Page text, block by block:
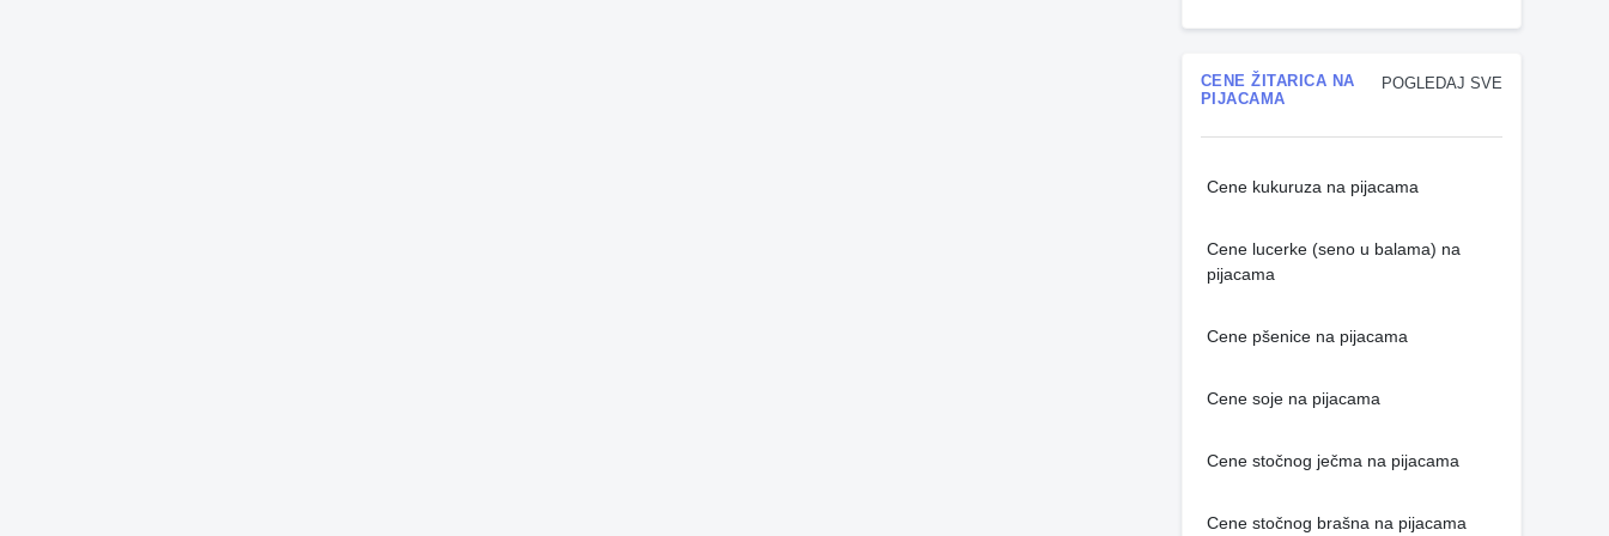
POGLEDAJ SVE
CENE ŽITARICA NA
PIJACAMA
Cene kukuruza na pijacama
Cene lucerke (seno u balama) na
pijacama
Cene pšenice na pijacama
Cene soje na pijacama
Cene stočnog ječma na pijacama
Cene stočnog brašna na pijacama